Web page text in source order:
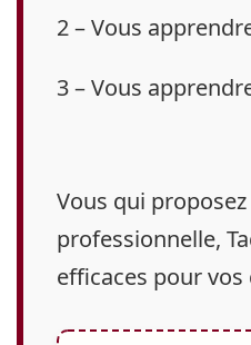
2 – Vous
3 – Vous
Vous qui
professionnelle,
efficaces pour vos